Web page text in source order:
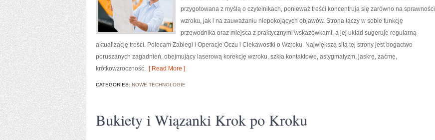
przygotowana z myślą o czytelnikach, ponieważ treści koncentrują się zarówno na sprawności
wzroku, jak i na zauważaniu niepokojących objawów. Strona łączy w sobie funkcję
przewodnika oraz miejsca z praktycznymi wskazówkami, a jej układ sugeruje regularną
aktualizację treści. Polecam Zabiegi i Operacje Oczu i Ciekawostki o Wzroku. Największą siłą tej strony jest bogactwo
poruszanych zagadnień, obejmujący laserową korekcję wzroku, szkła kontaktowe, astygmatyzm, jaskrę, zaćmę,
krótkowzroczność, [ Read More ]
CATEGORIES: NOWE TECHNOLOGIE
Bukiety i Wiązanki Krok po Kroku